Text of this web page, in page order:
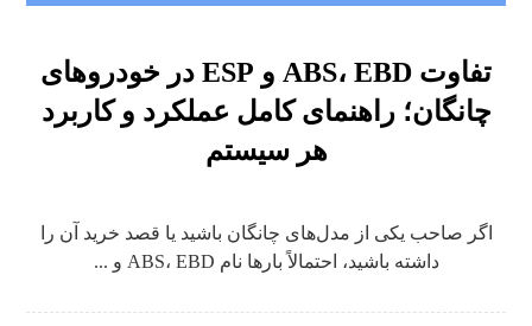
تفاوت ABS، EBD و ESP در خودروهای
چانگان؛ راهنمای کامل عملکرد و کاربرد
هر سیستم
اگر صاحب یکی از مدل‌های چانگان باشید یا قصد خرید آن را
داشته باشید، احتمالاً بارها نام ABS، EBD و ...